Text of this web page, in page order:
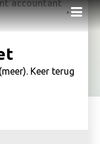
accountant
Keer terug